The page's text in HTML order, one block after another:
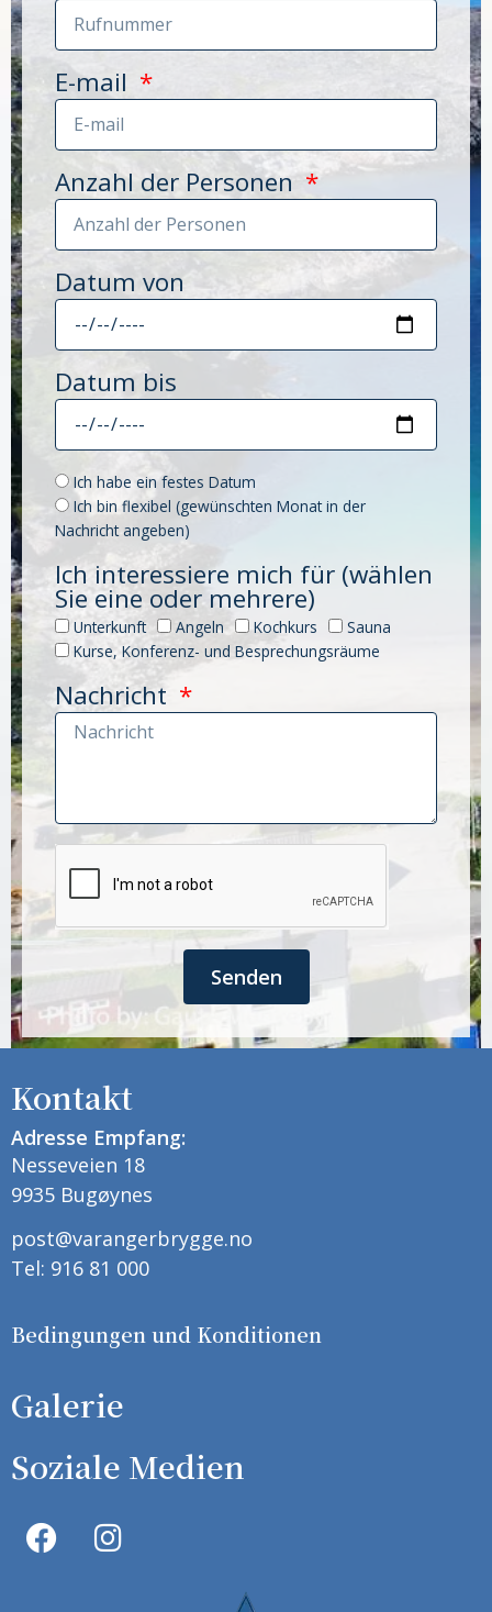
E-mail
Anzahl der Personen
Datum von
Datum bis
Ich habe ein festes Datum
Ich bin flexibel (gewünschten Monat in der
Nachricht angeben)
Ich interessiere mich für (wählen
Sie eine oder mehrere)
Unterkunft Angeln Kochkurs
Sauna
Kurse, Konferenz- und Besprechungsräume
Nachricht
Senden
Kontakt
Adresse Empfang:
Nesseveien 18
9935 Bugøynes
post@varangerbrygge.no
Tel: 916 81 000
Bedingungen und Konditionen
Galerie
Soziale Medien
F
a
I
n